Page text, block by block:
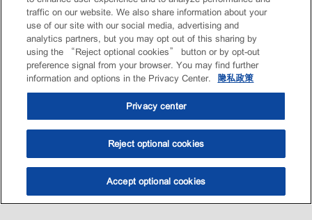
选油助手 查找门店
traffic on our website. We also share information about your
use of our site with our social media, advertising and
analytics partners, but you may opt out of this sharing by
using the “Reject optional cookies” button or by opt-out
preference signal from your browser. You may find further
information and options in the Privacy Center.
隐私政策
Privacy center
Reject optional cookies
Accept optional cookies